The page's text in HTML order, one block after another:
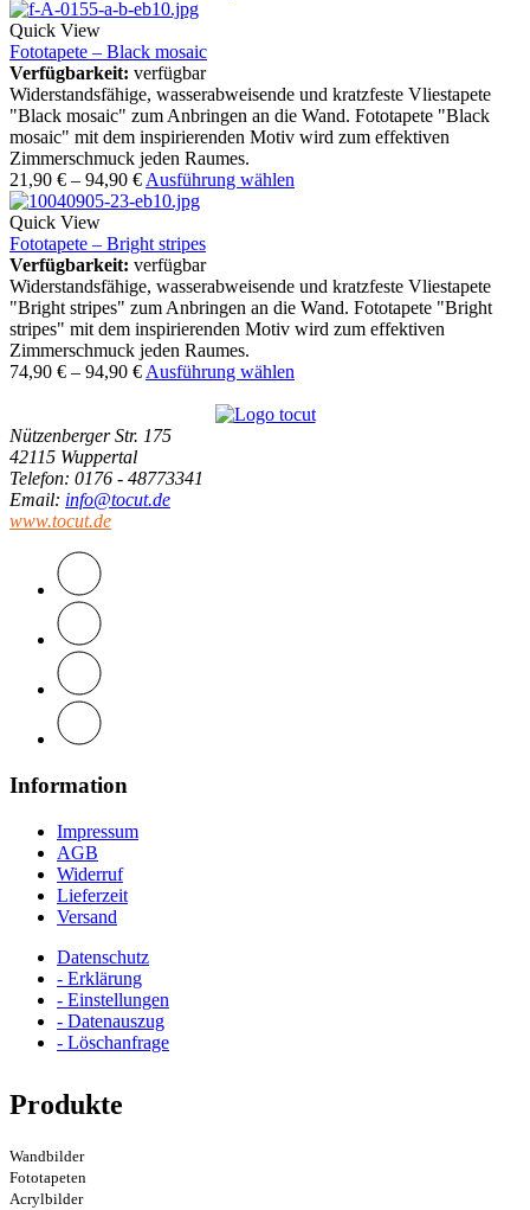
Quick View
Fototapete – Black mosaic
Verfügbarkeit: verfügbar
Widerstandsfähige, wasserabweisende und kratzfeste Vliestapete
"Black mosaic" zum Anbringen an die Wand. Fototapete "Black
mosaic" mit dem inspirierenden Motiv wird zum effektiven
Zimmerschmuck jeden Raumes.
21,90 € – 94,90 € Ausführung wählen
Quick View
Fototapete – Bright stripes
Verfügbarkeit: verfügbar
Widerstandsfähige, wasserabweisende und kratzfeste Vliestapete
"Bright stripes" zum Anbringen an die Wand. Fototapete "Bright
stripes" mit dem inspirierenden Motiv wird zum effektiven
Zimmerschmuck jeden Raumes.
74,90 € – 94,90 € Ausführung wählen
Nützenberger Str. 175
42115 Wuppertal
Telefon: 0176 - 48773341
Email: info@tocut.de
www.tocut.de
Information
Impressum
AGB
Widerruf
Lieferzeit
Versand
Datenschutz
- Erklärung
- Einstellungen
- Datenauszug
- Löschanfrage
Produkte
Wandbilder
Fototapeten
Acrylbilder